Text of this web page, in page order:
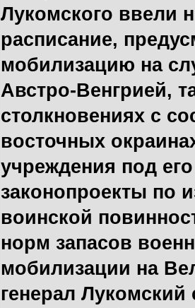
Лукомского ввели
расписание,
мобилизацию на
Австро-Венгрией,
столкновениях с
восточных
учреждения под
законопроекты по
воинской
норм запасов
мобилизации на
генерал Лукомский